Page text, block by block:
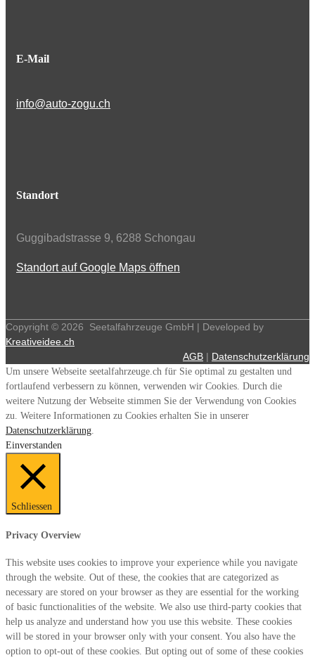
E-Mail
info@auto-zogu.ch
Standort
Guggibadstrasse 9, 6288 Schongau
Standort auf Google Maps öffnen
Copyright © 2026
Seetalfahrzeuge GmbH | Developed by
Kreativeidee.ch
AGB | Datenschutzerklärung
Um unsere Webseite seetalfahrzeuge.ch für Sie optimal zu gestalten und
fortlaufend verbessern zu können, verwenden wir Cookies. Durch die
weitere Nutzung der Webseite stimmen Sie der Verwendung von Cookies
zu. Weitere Informationen zu Cookies erhalten Sie in unserer
Datenschutzerklärung.
Einverstanden
Schliessen
Privacy Overview
This website uses cookies to improve your experience while you navigate
through the website. Out of these, the cookies that are categorized as
necessary are stored on your browser as they are essential for the working
of basic functionalities of the website. We also use third-party cookies that
help us analyze and understand how you use this website. These cookies
will be stored in your browser only with your consent. You also have the
option to opt-out of these cookies. But opting out of some of these cookies